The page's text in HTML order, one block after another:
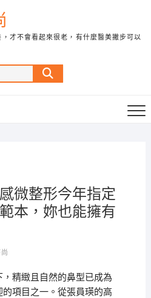
才不會看起來很老，有什麼醫美撇步可以
Search
…
微整形今年指定
本，妳也能擁有
精緻且自然的鼻型已成為
項目之一。從張員瑛的高